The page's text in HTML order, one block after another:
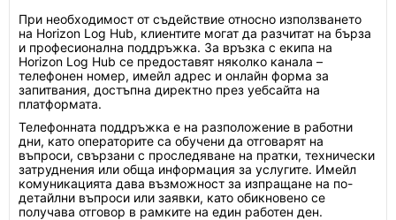
При необходимост от съдействие относно използването
на Horizon Log Hub, клиентите могат да разчитат на бърза
и професионална поддръжка. За връзка с екипа на
Horizon Log Hub се предоставят няколко канала –
телефонен номер, имейл адрес и онлайн форма за
запитвания, достъпна директно през уебсайта на
платформата.
Телефонната поддръжка е на разположение в работни
дни, като операторите са обучени да отговарят на
въпроси, свързани с проследяване на пратки, технически
затруднения или обща информация за услугите. Имейл
комуникацията дава възможност за изпращане на по-
детайлни въпроси или заявки, като обикновено се
получава отговор в рамките на един работен ден.